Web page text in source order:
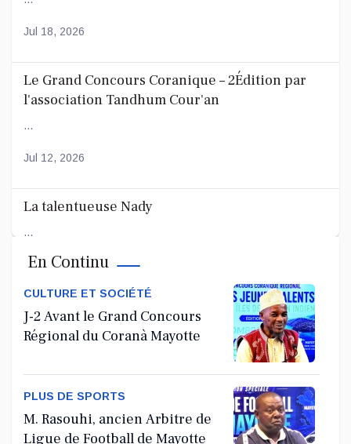
Jul 18, 2026
Le Grand Concours Coranique – 2Édition par
l'association Tandhum Cour'an
...
Jul 12, 2026
La talentueuse Nady
...
Jul 11, 2026
En Continu
CULTURE ET SOCIÉTÉ
J-2 Avant le Grand Concours
Régional du Coranà Mayotte
PLUS DE SPORTS
M. Rasouhi, ancien Arbitre de
Ligue de Football de Mayotte